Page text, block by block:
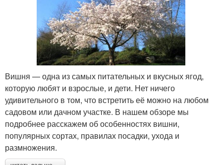
Вишня — одна из самых питательных и вкусных ягод,
которую любят и взрослые, и дети. Нет ничего
удивительного в том, что встретить её можно на любом
садовом или дачном участке. В нашем обзоре мы
подробнее расскажем об особенностях вишни,
популярных сортах, правилах посадки, ухода и
размножения.